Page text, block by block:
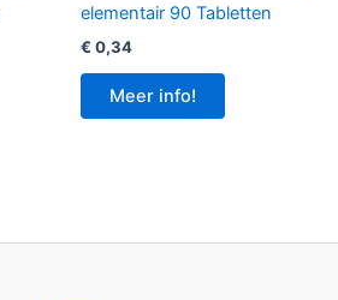
elementair 90 Tabletten
€ 0,34
Meer info!